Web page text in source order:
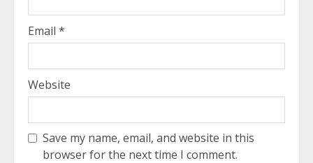
Email *
Website
Save my name, email, and website in this
browser for the next time I comment.